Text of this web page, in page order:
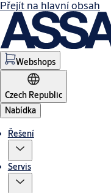
Přejít na hlavní obsah
Webshops
Czech Republic
Nabídka
Řešení
Servis